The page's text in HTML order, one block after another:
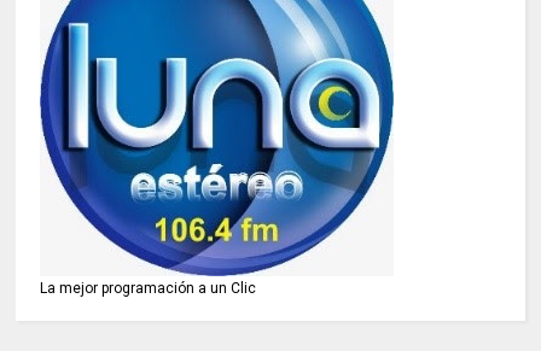
La mejor programación a un Clic